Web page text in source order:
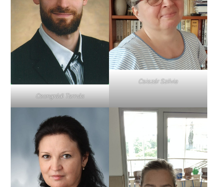
Csongrádi Tamás
Csiszár Szilvia